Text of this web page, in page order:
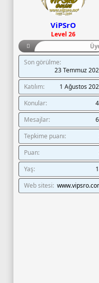
ViPSrO
Level 26
Son görülme
23 Temmuz
Katılım
1 Ağustos
Konular
Mesajlar
Tepkime puanı
Puan
Yaş
Web sitesi